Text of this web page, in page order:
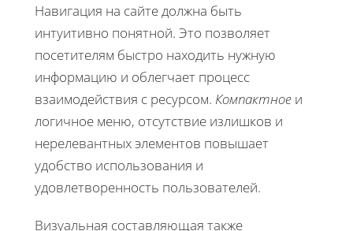
Навигация на сайте должна быть
интуитивно понятной. Это позволяет
посетителям быстро находить нужную
информацию и облегчает процесс
взаимодействия с ресурсом. Компактное и
логичное меню, отсутствие излишков и
нерелевантных элементов повышает
удобство использования и
удовлетворенность пользователей.
Визуальная составляющая также